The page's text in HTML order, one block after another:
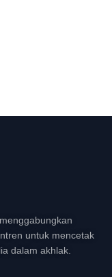
untuk mencetak
dalam akhlak.